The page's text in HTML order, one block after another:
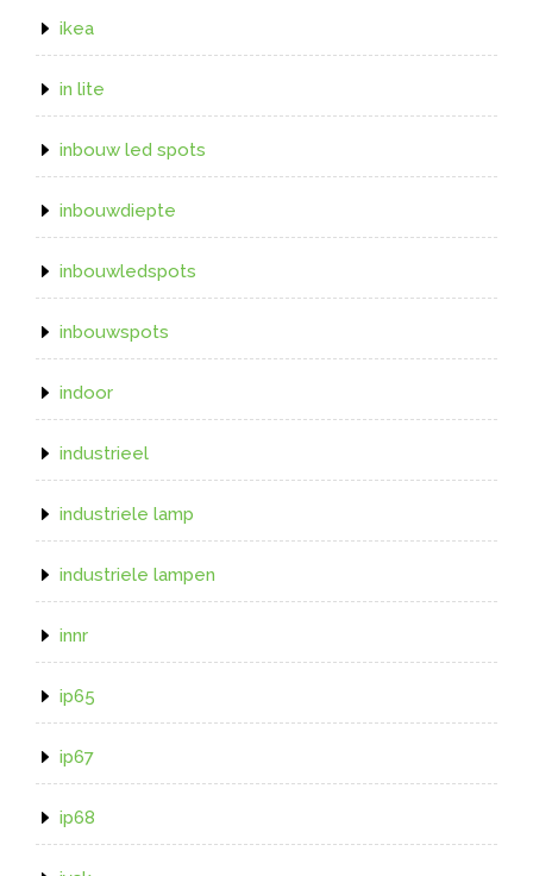
ikea
in lite
inbouw led spots
inbouwdiepte
inbouwledspots
inbouwspots
indoor
industrieel
industriele lamp
industriele lampen
innr
ip65
ip67
ip68